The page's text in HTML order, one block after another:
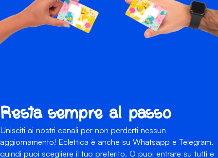
Resta sempre al passo
Unisciti ai nostri canali per non perderti nessun
aggiornamento! Eclettica è anche su Whatsapp e Telegram,
quindi puoi scegliere il tuo preferito. O puoi entrare su tutti e